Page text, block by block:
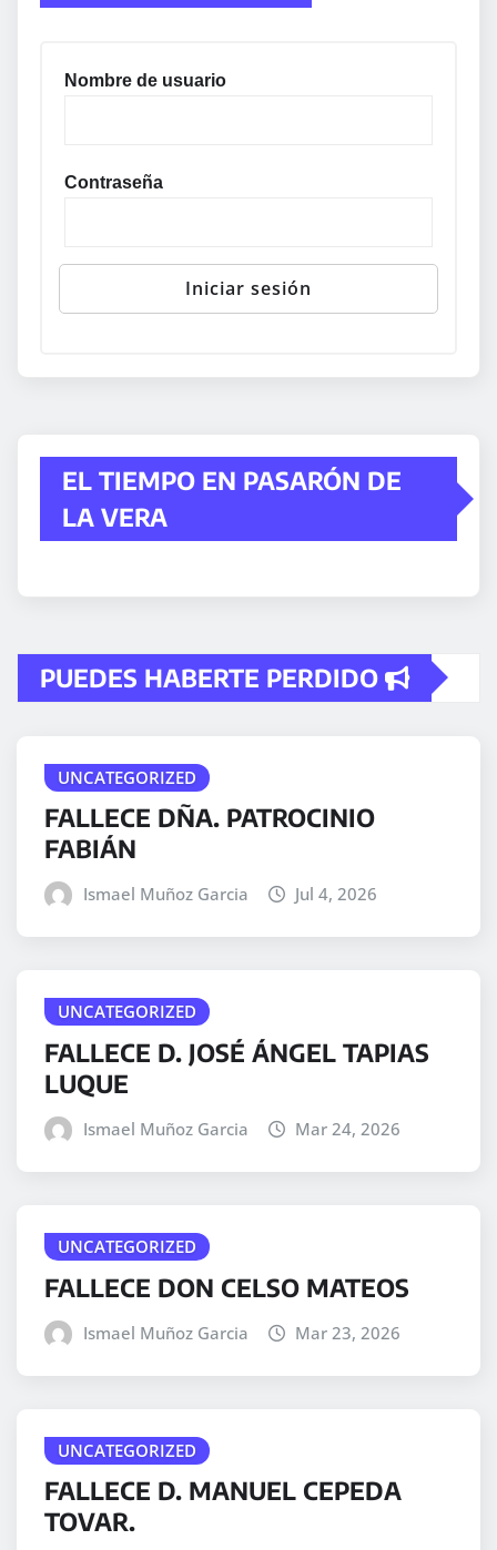
Nombre de usuario
Contraseña
EL TIEMPO EN PASARÓN DE
LA VERA
PUEDES HABERTE PERDIDO
UNCATEGORIZED
FALLECE DÑA. PATROCINIO
FABIÁN
Ismael Muñoz Garcia Jul 4, 2026
UNCATEGORIZED
FALLECE D. JOSÉ ÁNGEL TAPIAS
LUQUE
Ismael Muñoz Garcia Mar 24, 2026
UNCATEGORIZED
FALLECE DON CELSO MATEOS
Ismael Muñoz Garcia Mar 23, 2026
UNCATEGORIZED
FALLECE D. MANUEL CEPEDA
TOVAR.